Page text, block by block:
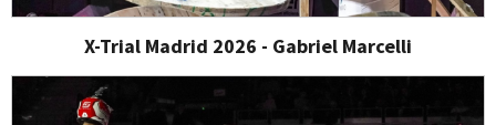
X-Trial Madrid 2026 - Gabriel Marcelli